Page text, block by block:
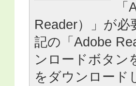
Reader）」が
記の「Adobe
ンロードボタン
をダウンロード